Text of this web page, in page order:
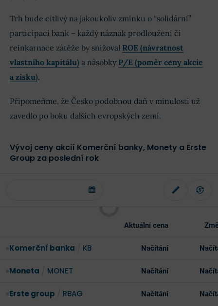
Trh bude citlivý na jakoukoliv zmínku o “solidární”
participaci bank – každý náznak prodloužení či
reinkarnace zátěže by snižoval ROE (návratnost
vlastního kapitálu) a násobky P/E (poměr ceny akcie
a zisku).
Připomeňme, že Česko podobnou daň v minulosti už
zavedlo po boku dalších evropských zemí.
Vývoj ceny akcií Komerční banky, Monety a Erste
Group za poslední rok
Aktuální cena
Komerční banka KB Načítání
Moneta MONET Načítání
Erste group RBAG Načítání